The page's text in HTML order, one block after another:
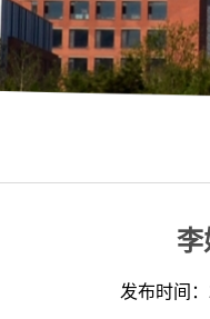
李
发布时间：